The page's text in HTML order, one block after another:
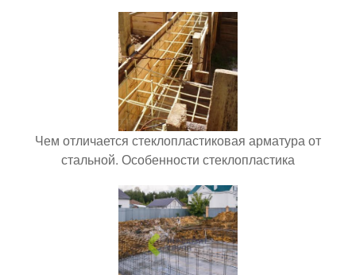
Чем отличается стеклопластиковая арматура от
стальной. Особенности стеклопластика